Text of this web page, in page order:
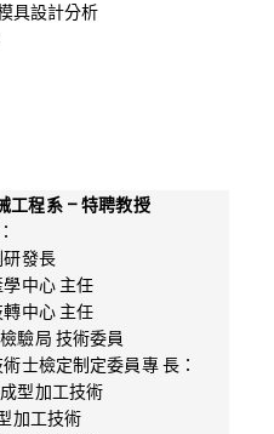
具設計分析
工程系 – 特聘教授
研發長
學中心 主任
轉中心 主任
驗局 技術委員
士檢定制定委員專 長：
型加工技術
加工技術